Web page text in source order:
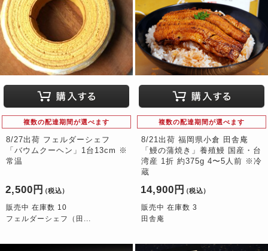
複数の配達期間が選べます
8/27出荷 フェルダーシェフ
「バウムクーヘン」1台13cm ※
常温
2,500円 （税込）
販売中 在庫数 10
フェルダーシェフ（田...
複数の配達期間が選べます
8/21出荷 福岡県小倉 田舎庵
「鰻の蒲焼き」養殖鰻 国産・台
湾産 1折 約375g 4〜5人前 ※冷
蔵
14,900円 （税込）
販売中 在庫数 3
田舎庵